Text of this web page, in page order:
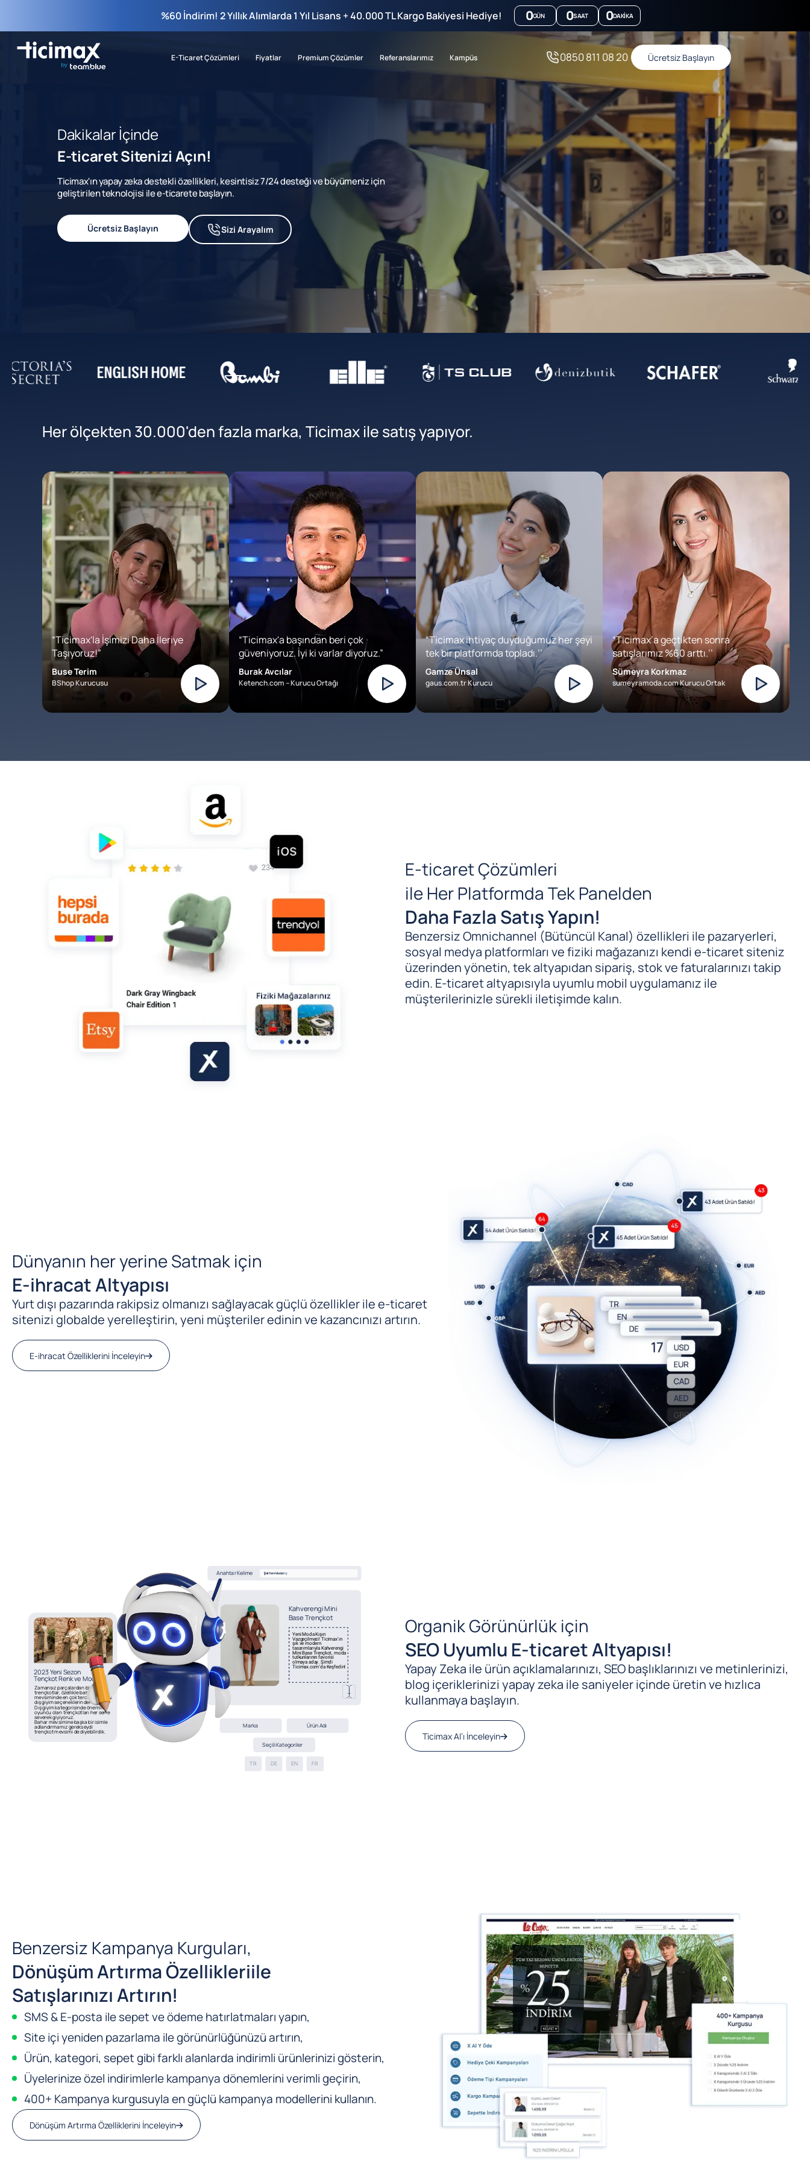
%60 İndirim! 2 Yıllık Alımlarda 1 Yıl Lisans + 40.000 TL Kargo Bakiyesi Hediye! 0GÜN 0SAAT 0DAKIKA
E-Ticaret Çözümleri Fiyatlar Premium Çözümler Referanslarımız Kampüs 0850 811 08 20 Ücretsiz Başlayın
Dakikalar İçinde
E-ticaret Sitenizi Açın!
Ticimax'ın yapay zeka destekli özellikleri, kesintisiz 7/24 desteği ve büyümeniz için
geliştirilen teknolojisi ile e-ticarete başlayın.
Ücretsiz Başlayın Sizi Arayalım
Her ölçekten 30.000'den fazla marka, Ticimax ile satış yapıyor.
“Ticimax'la İşimizi Daha İleriye
Taşıyoruz!”
Buse Terim
BShop Kurucusu
“Ticimax'a başından beri çok
güveniyoruz. İyi ki varlar diyoruz.”
Burak Avcılar
Ketench.com – Kurucu Ortağı
“Ticimax ihtiyaç duyduğumuz her şeyi
tek bir platformda topladı.’’
Gamze Ünsal
gaus.com.tr Kurucu
“Ticimax’a geçtikten sonra
satışlarımız %60 arttı.’’
Sümeyra Korkmaz
sumeyramoda.com Kurucu Ortak
E-ticaret Çözümleri
ile Her Platformda Tek Panelden
Daha Fazla Satış Yapın!
Benzersiz Omnichannel (Bütüncül Kanal) özellikleri ile pazaryerleri,
sosyal medya platformları ve fiziki mağazanızı kendi e-ticaret siteniz
üzerinden yönetin, tek altyapıdan sipariş, stok ve faturalarınızı takip
edin. E-ticaret altyapısıyla uyumlu mobil uygulamanız ile
müşterilerinizle sürekli iletişimde kalın.
Dünyanın her yerine Satmak için
E-ihracat Altyapısı
Yurt dışı pazarında rakipsiz olmanızı sağlayacak güçlü özellikler ile e-ticaret
sitenizi globalde yerelleştirin, yeni müşteriler edinin ve kazancınızı artırın.
E-ihracat Özelliklerini İnceleyin
Organik Görünürlük için
SEO Uyumlu E-ticaret Altyapısı!
Yapay Zeka ile ürün açıklamalarınızı, SEO başlıklarınızı ve metinlerinizi,
blog içeriklerinizi yapay zeka ile saniyeler içinde üretin ve hızlıca
kullanmaya başlayın.
Ticimax AI’ı İnceleyin
Benzersiz Kampanya Kurguları,
Dönüşüm Artırma Özellikleriile
Satışlarınızı Artırın!
SMS & E-posta ile sepet ve ödeme hatırlatmaları yapın,
Site içi yeniden pazarlama ile görünürlüğünüzü artırın,
Ürün, kategori, sepet gibi farklı alanlarda indirimli ürünlerinizi gösterin,
Üyelerinize özel indirimlerle kampanya dönemlerini verimli geçirin,
400+ Kampanya kurgusuyla en güçlü kampanya modellerini kullanın.
Dönüşüm Artırma Özelliklerini İnceleyin